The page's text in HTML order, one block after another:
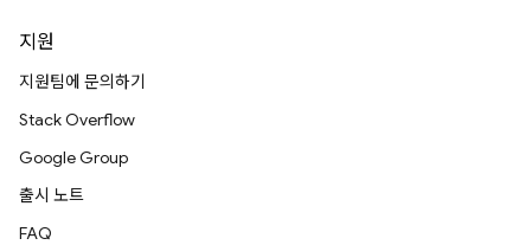
지원
지원팀에 문의하기
Stack Overflow
Google Group
출시 노트
FAQ